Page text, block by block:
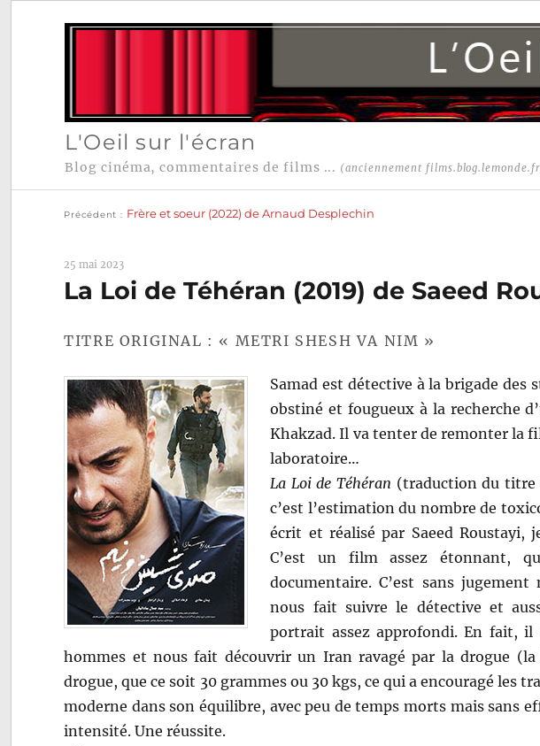
L'Oeil sur l'écran
Blog cinéma, commentaires de films ... (anciennement
Navigation
l’article
Précédent Frère et soeur (2022) de Arnaud Desplechin
25 mai 2023
La Loi de Téhéran (2019) de Saeed
TITRE ORIGINAL : « METRI SHESH VA NIM »
Samad est détective à la brigade des
obstiné et fougueux à la recherche
Khakzad. Il va tenter de remonter la
laboratoire…
La Loi de Téhéran (traduction du
c’est l’estimation du nombre de
écrit et réalisé par Saeed Roustayi,
C’est un film assez étonnant,
documentaire. C’est sans
nous fait suivre le détective et
portrait assez approfondi. En fait, il
hommes et nous fait découvrir un Iran ravagé par la drogue
drogue, que ce soit 30 grammes ou 30 kgs, ce qui a encouragé les
moderne dans son équilibre, avec peu de temps morts mais sans
intensité. Une réussite.